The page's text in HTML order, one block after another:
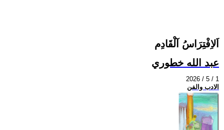
اَلاِفْتِرَاسُ آلْقَادِم
عبد الله خطوري
2026 / 5 / 1
الادب والفن